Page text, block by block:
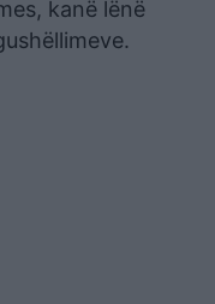
kanë lënë